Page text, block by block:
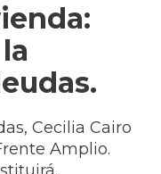
Cecilia Cairo
Amplio.